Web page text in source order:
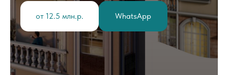
от 12.5 млн.р. WhatsApp